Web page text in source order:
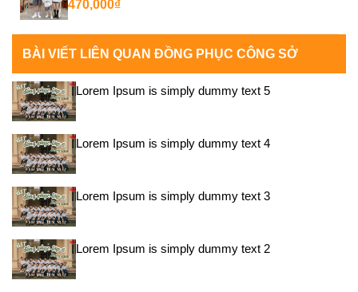
470,000₫
BÀI VIẾT LIÊN QUAN ĐỒNG PHỤC CÔNG SỞ
Lorem Ipsum is simply dummy text 5
Lorem Ipsum is simply dummy text 4
Lorem Ipsum is simply dummy text 3
Lorem Ipsum is simply dummy text 2